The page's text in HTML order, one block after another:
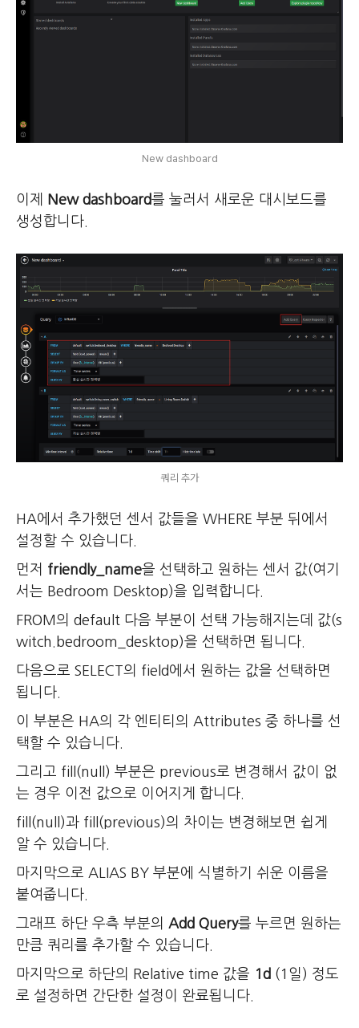
New dashboard
이제 New dashboard를 눌러서 새로운 대시보드를
생성합니다.
쿼리 추가
HA에서 추가했던 센서 값들을 WHERE 부분 뒤에서
설정할 수 있습니다.
먼저 friendly_name을 선택하고 원하는 센서 값(여기
서는 Bedroom Desktop)을 입력합니다.
FROM의 default 다음 부분이 선택 가능해지는데 값(s
witch.bedroom_desktop)을 선택하면 됩니다.
다음으로 SELECT의 field에서 원하는 값을 선택하면
됩니다.
이 부분은 HA의 각 엔티티의 Attributes 중 하나를 선
택할 수 있습니다.
그리고 fill(null) 부분은 previous로 변경해서 값이 없
는 경우 이전 값으로 이어지게 합니다.
fill(null)과 fill(previous)의 차이는 변경해보면 쉽게
알 수 있습니다.
마지막으로 ALIAS BY 부분에 식별하기 쉬운 이름을
붙여줍니다.
그래프 하단 우측 부분의 Add Query를 누르면 원하는
만큼 쿼리를 추가할 수 있습니다.
마지막으로 하단의 Relative time 값을 1d (1일) 정도
로 설정하면 간단한 설정이 완료됩니다.